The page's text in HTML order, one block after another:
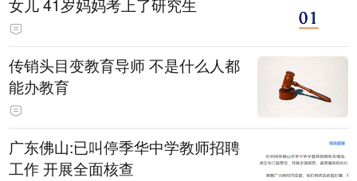
传销头目变教育导师 不是什么人都
能办教育
广东佛山:已叫停季华中学教师招聘
工作 开展全面核查